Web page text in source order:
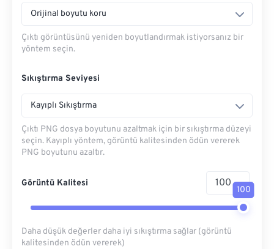
Orijinal boyutu koru
Çıktı görüntüsünü yeniden boyutlandırmak istiyorsanız bir
yöntem seçin.
Sıkıştırma Seviyesi
Kayıplı Sıkıştırma
Çıktı PNG dosya boyutunu azaltmak için bir sıkıştırma düzeyi
seçin. Kayıplı yöntem, görüntü kalitesinden ödün vererek
PNG boyutunu azaltır.
Görüntü Kalitesi
100
Daha düşük değerler daha iyi sıkıştırma sağlar (görüntü
kalitesinden ödün vererek)